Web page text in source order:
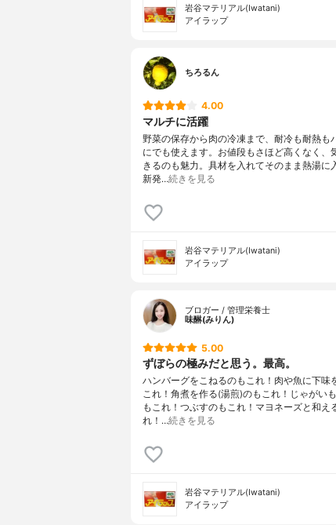
岩谷マテリアル(Iwatani)
アイラップ
ちろるん
4.00
マルチに活躍
野菜の保存から肉の冷凍まで、耐冷も耐熱も
にでも使えます。お値段もさほど高くなく、
きるのも魅力。具材を入れてそのまま熱湯に
新発…続きを見る
岩谷マテリアル(Iwatani)
アイラップ
ブロガー / 管理栄養士
味醂(みりん)
5.00
ずぼらの極みだと思う。最高。
ハンバーグをこねるのもこれ！肉や魚に下味
これ！角煮を作る(湯煎)のもこれ！じゃがい
もこれ！つぶすのもこれ！マヨネーズと和え
れ！…続きを見る
岩谷マテリアル(Iwatani)
アイラップ